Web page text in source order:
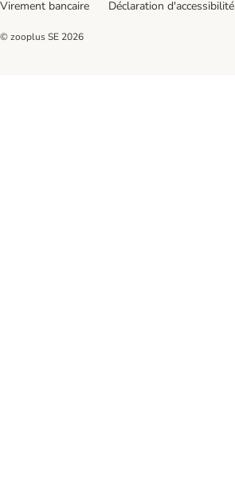
Virement bancaire
Déclaration d'accessibilité
© zooplus SE 2026